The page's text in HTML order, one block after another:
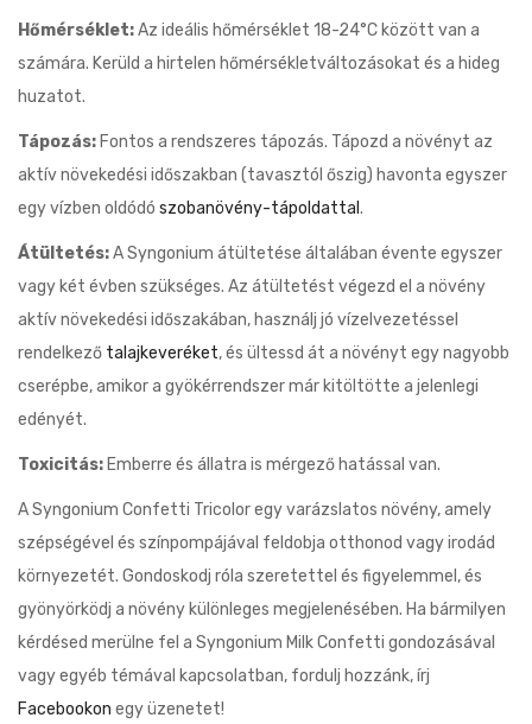
Hőmérséklet:Az ideális hőmérséklet 18-24°C között van a
számára. Kerüld a hirtelen hőmérsékletváltozásokat és a hideg
huzatot.
Tápozás: Fontos a rendszeres tápozás. Tápozd a növényt az
aktív növekedési időszakban (tavasztól őszig) havonta egyszer
egy vízben oldódó szobanövény-tápoldattal .
Átültetés:A Syngonium átültetése általában évente egyszer
vagy két évben szükséges. Az átültetést végezd el a növény
aktív növekedési időszakában, használj jó vízelvezetéssel
rendelkező talajkeveréket, és ültessd át a növényt egy nagyobb
cserépbe, amikor a gyökérrendszer már kitöltötte a jelenlegi
edényét.
Toxicitás: Emberre és állatra is mérgező hatással van.
A Syngonium Confetti Tricolor egy varázslatos növény, amely
szépségével és színpompájával feldobja otthonod vagy irodád
környezetét. Gondoskodj róla szeretettel és figyelemmel, és
gyönyörködj a növény különleges megjelenésében. Ha bármilyen
kérdésed merülne fel a Syngonium Milk Confetti gondozásával
vagy egyéb témával kapcsolatban, fordulj hozzánk, írj
Facebookon egy üzenetet!